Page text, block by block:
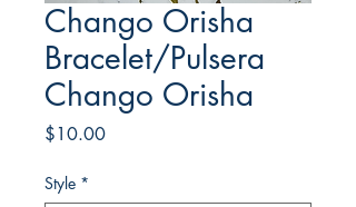
Chango Orisha
Bracelet/Pulsera
Chango Orisha
$10.00Price
Style *